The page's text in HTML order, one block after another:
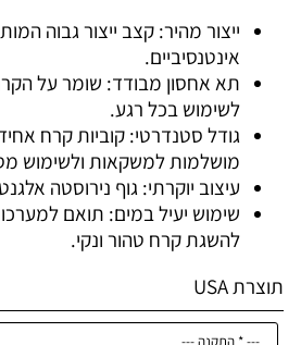
ייצור מהיר: קצב ייצור גבוה
אינטנסיביים.
תא אחסון מבודד: שומר על
לשימוש בכל רגע.
מושלמות למשקאות ולשימוש
עיצוב יוקרתי: גוף נירוסטה
שימוש יעיל במים: תואם
להשגת קרח טהור ונקי.
תוצרת USA